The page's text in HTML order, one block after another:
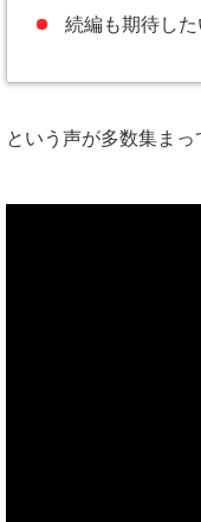
続編も期待した
という声が多数集まっ